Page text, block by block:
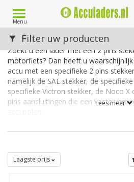
Toggle
navigation
Menu
Acculaders met een 2 pins
Zoekt u een lader met een 2 pins
motorfiets? Dan heeft u
accu met een specifieke 2 pins
namelijk de SAE stekker, de
specifieke Victron stekker, de Noco
pins aansluitingen die een vaste
Dit soort 2 pins aansluitingen zijn
tonen we in deze categorie laders met
laadvermogen en geschikt voor
Lees meer
Filter uw producten
Laagste prijs 1